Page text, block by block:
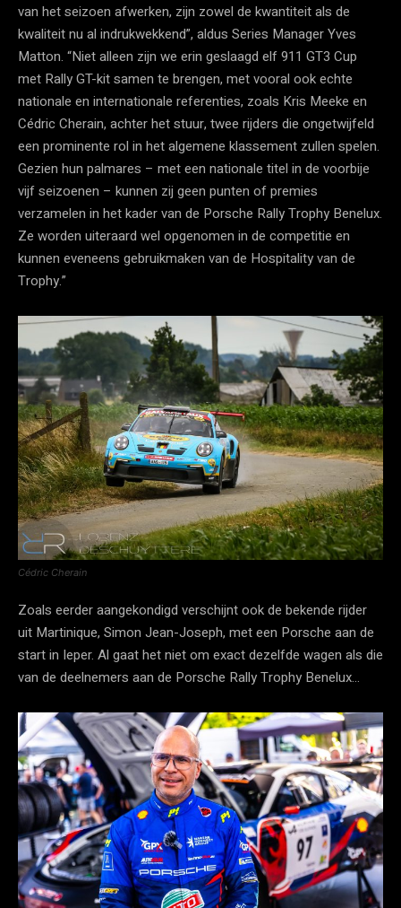
van het seizoen afwerken, zijn zowel de kwantiteit als de
kwaliteit nu al indrukwekkend”, aldus Series Manager Yves
Matton. “Niet alleen zijn we erin geslaagd elf 911 GT3 Cup
met Rally GT-kit samen te brengen, met vooral ook echte
nationale en internationale referenties, zoals Kris Meeke en
Cédric Cherain, achter het stuur, twee rijders die ongetwijfeld
een prominente rol in het algemene klassement zullen spelen.
Gezien hun palmares – met een nationale titel in de voorbije
vijf seizoenen – kunnen zij geen punten of premies
verzamelen in het kader van de Porsche Rally Trophy Benelux.
Ze worden uiteraard wel opgenomen in de competitie en
kunnen eveneens gebruikmaken van de Hospitality van de
Trophy.”
Cédric Cherain
Zoals eerder aangekondigd verschijnt ook de bekende rijder
uit Martinique, Simon Jean-Joseph, met een Porsche aan de
start in Ieper. Al gaat het niet om exact dezelfde wagen als die
van de deelnemers aan de Porsche Rally Trophy Benelux…